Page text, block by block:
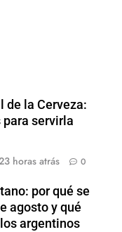
de la Cerveza:
para servirla
horas atrás 0
por qué se
agosto y qué
argentinos